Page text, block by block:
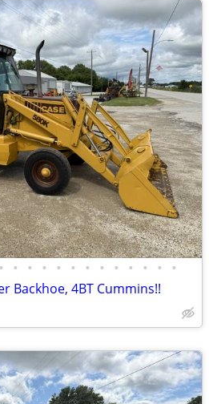
• • • • • • • • • • • • •
Backhoe, 4BT Cummins!!